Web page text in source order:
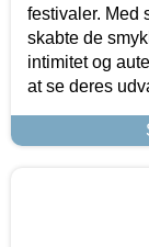
festivaler. Med
skabte de
intimitet og
at se deres